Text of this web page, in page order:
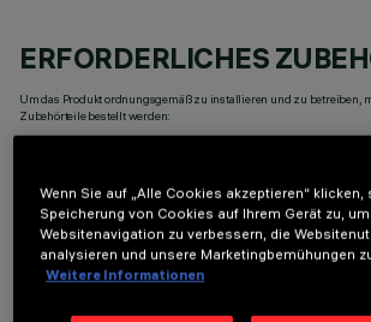
ERFORDERLICHES
Um das Produkt ordnungsgemäß zu installieren und zu betreiben,
Zubehörteile bestellt werden:
OPTIONALE
Wenn Sie auf „Alle Cookies akzeptieren“
Speicherung von Cookies auf Ihrem Gerät zu,
Websitenavigation zu verbessern, die
analysieren und unsere Marketingbemühungen
Weitere Informationen